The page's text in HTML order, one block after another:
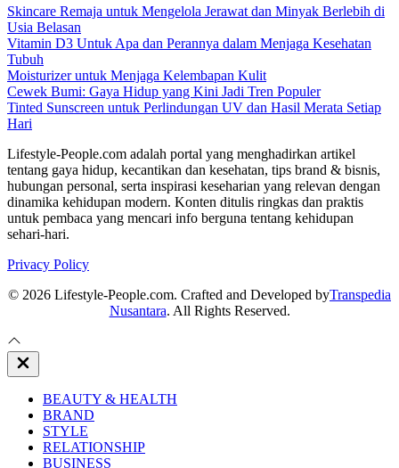
Skincare Remaja untuk Mengelola Jerawat dan Minyak Berlebih di
Usia Belasan
Vitamin D3 Untuk Apa dan Perannya dalam Menjaga Kesehatan
Tubuh
Moisturizer untuk Menjaga Kelembapan Kulit
Cewek Bumi: Gaya Hidup yang Kini Jadi Tren Populer
Tinted Sunscreen untuk Perlindungan UV dan Hasil Merata Setiap
Hari
Lifestyle-People.com adalah portal yang menghadirkan artikel
tentang gaya hidup, kecantikan dan kesehatan, tips brand & bisnis,
hubungan personal, serta inspirasi keseharian yang relevan dengan
dinamika kehidupan modern. Konten ditulis ringkas dan praktis
untuk pembaca yang mencari info berguna tentang kehidupan
sehari-hari.
Privacy Policy
© 2026 Lifestyle-People.com. Crafted and Developed byTranspedia
Nusantara. All Rights Reserved.
Close
Off
BEAUTY & HEALTH
BRAND
STYLE
RELATIONSHIP
BUSINESS